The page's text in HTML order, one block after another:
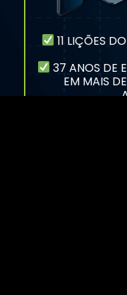
11 LIÇÕES
37 ANOS DE
EM MAIS